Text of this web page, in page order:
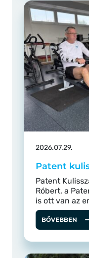
2026.07.29.
Patent
Patent
Róbert, a
is ott van az
BŐVEBBEN